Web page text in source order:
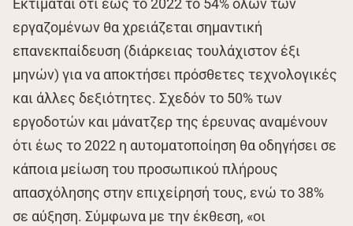
Εκτιμάται ότι έως το 2022 το 54% όλων των
εργαζομένων θα χρειάζεται σημαντική
επανεκπαίδευση (διάρκειας τουλάχιστον έξι
μηνών) για να αποκτήσει πρόσθετες τεχνολογικές
και άλλες δεξιότητες. Σχεδόν το 50% των
εργοδοτών και μάνατζερ της έρευνας αναμένουν
ότι έως το 2022 η αυτοματοποίηση θα οδηγήσει σε
κάποια μείωση του προσωπικού πλήρους
απασχόλησης στην επιχείρησή τους, ενώ το 38%
σε αύξηση. Σύμφωνα με την έκθεση, «οι